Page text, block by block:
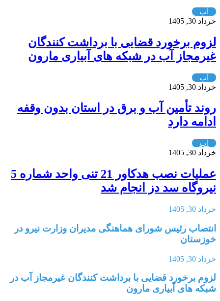
آب
خرداد 30, 1405
لزوم برخورد قضایی با برداشت کنندگان
غیرمجاز آب در شبکه های آبیاری مارون
آب
خرداد 30, 1405
روند تأمین آب و برق در استان بدون وقفه
ادامه دارد
آب
خرداد 30, 1405
عملیات نصب هدکاور 21 تنی واحد شماره 5
نیروگاه سد دز انجام شد
خرداد 30, 1405
انتصاب رئیس شورای هماهنگی مدیران وزارت نیرو در
خوزستان
خرداد 30, 1405
لزوم برخورد قضایی با برداشت کنندگان غیرمجاز آب در
شبکه های آبیاری مارون